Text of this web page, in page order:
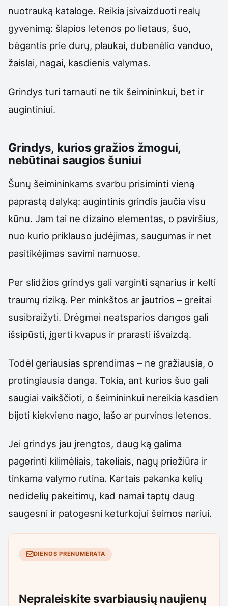
nuotrauką kataloge. Reikia įsivaizduoti realų
gyvenimą: šlapios letenos po lietaus, šuo,
bėgantis prie durų, plaukai, dubenėlio vanduo,
žaislai, nagai, kasdienis valymas.
Grindys turi tarnauti ne tik šeimininkui, bet ir
augintiniui.
Grindys, kurios gražios žmogui,
nebūtinai saugios šuniui
Šunų šeimininkams svarbu prisiminti vieną
paprastą dalyką: augintinis grindis jaučia visu
kūnu. Jam tai ne dizaino elementas, o paviršius,
nuo kurio priklauso judėjimas, saugumas ir net
pasitikėjimas savimi namuose.
Per slidžios grindys gali varginti sąnarius ir kelti
traumų riziką. Per minkštos ar jautrios – greitai
susibraižyti. Drėgmei neatsparios dangos gali
išsipūsti, įgerti kvapus ir prarasti išvaizdą.
Todėl geriausias sprendimas – ne gražiausia, o
protingiausia danga. Tokia, ant kurios šuo gali
saugiai vaikščioti, o šeimininkui nereikia kasdien
bijoti kiekvieno nago, lašo ar purvinos letenos.
Jei grindys jau įrengtos, daug ką galima
pagerinti kilimėliais, takeliais, nagų priežiūra ir
tinkama valymo rutina. Kartais pakanka kelių
nedidelių pakeitimų, kad namai taptų daug
saugesni ir patogesni keturkojui šeimos nariui.
DIENOS PRENUMERATA
Nepraleiskite svarbiausių naujienų